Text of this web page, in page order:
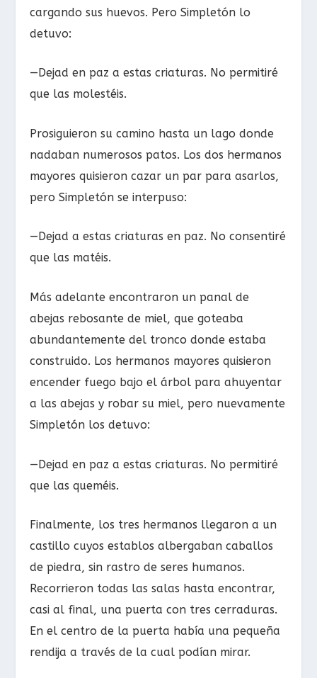
cargando sus huevos. Pero Simpletón lo
detuvo:
—Dejad en paz a estas criaturas. No permitiré
que las molestéis.
Prosiguieron su camino hasta un lago donde
nadaban numerosos patos. Los dos hermanos
mayores quisieron cazar un par para asarlos,
pero Simpletón se interpuso:
—Dejad a estas criaturas en paz. No consentiré
que las matéis.
Más adelante encontraron un panal de
abejas rebosante de miel, que goteaba
abundantemente del tronco donde estaba
construido. Los hermanos mayores quisieron
encender fuego bajo el árbol para ahuyentar
a las abejas y robar su miel, pero nuevamente
Simpletón los detuvo:
—Dejad en paz a estas criaturas. No permitiré
que las queméis.
Finalmente, los tres hermanos llegaron a un
castillo cuyos establos albergaban caballos
de piedra, sin rastro de seres humanos.
Recorrieron todas las salas hasta encontrar,
casi al final, una puerta con tres cerraduras.
En el centro de la puerta había una pequeña
rendija a través de la cual podían mirar.